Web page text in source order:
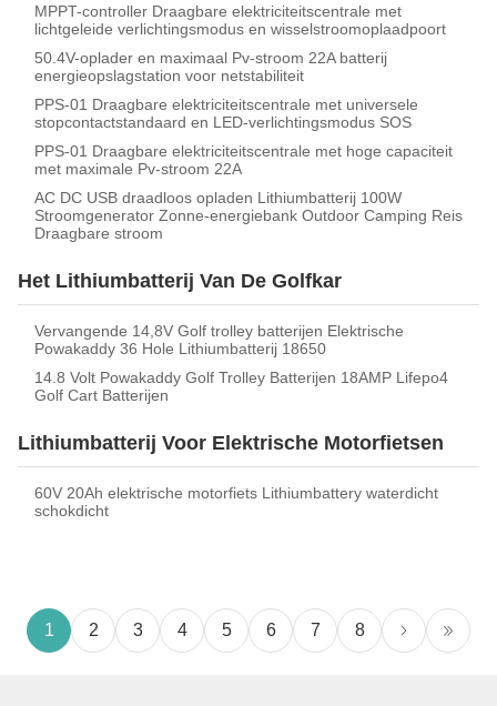
MPPT-controller Draagbare elektriciteitscentrale met
lichtgeleide verlichtingsmodus en wisselstroomoplaadpoort
50.4V-oplader en maximaal Pv-stroom 22A batterij
energieopslagstation voor netstabiliteit
PPS-01 Draagbare elektriciteitscentrale met universele
stopcontactstandaard en LED-verlichtingsmodus SOS
PPS-01 Draagbare elektriciteitscentrale met hoge capaciteit
met maximale Pv-stroom 22A
AC DC USB draadloos opladen Lithiumbatterij 100W
Stroomgenerator Zonne-energiebank Outdoor Camping Reis
Draagbare stroom
Het Lithiumbatterij Van De Golfkar
Vervangende 14,8V Golf trolley batterijen Elektrische
Powakaddy 36 Hole Lithiumbatterij 18650
14.8 Volt Powakaddy Golf Trolley Batterijen 18AMP Lifepo4
Golf Cart Batterijen
Lithiumbatterij Voor Elektrische Motorfietsen
60V 20Ah elektrische motorfiets Lithiumbattery waterdicht
schokdicht
1 2 3 4 5 6 7 8